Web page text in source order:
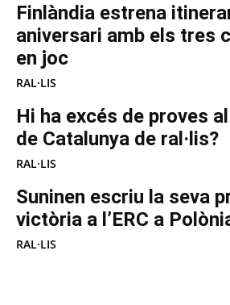
Finlàndia estrena
aniversari amb els tres
en joc
RAL·LIS
Hi ha excés de proves
de Catalunya de ral·lis?
RAL·LIS
Suninen escriu la seva
victòria a l’ERC a
RAL·LIS